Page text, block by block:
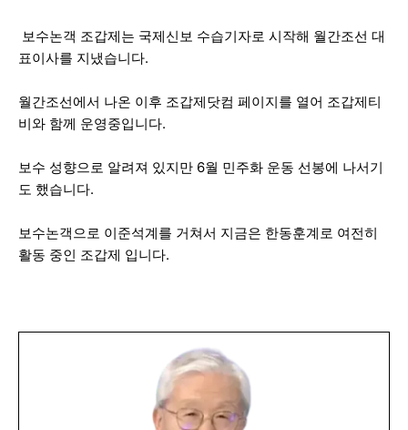
보수논객 조갑제는 국제신보 수습기자로 시작해 월간조선 대
표이사를 지냈습니다.
월간조선에서 나온 이후 조갑제닷컴 페이지를 열어 조갑제티
비와 함께 운영중입니다.
보수 성향으로 알려져 있지만 6월 민주화 운동 선봉에 나서기
도 했습니다.
보수논객으로 이준석계를 거쳐서 지금은 한동훈계로 여전히
활동 중인 조갑제 입니다.